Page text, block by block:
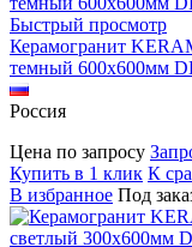
Быстрый просмотр
Керамогранит
темный 600х600мм
Россия
Цена по запросу
Купить в 1 клик К
В избранное Под